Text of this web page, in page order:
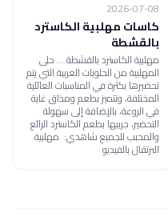
2026-07-08
كاسات مهلبية الكاسترد
بالقشطة
مهلبية الكاسترد بالقشطة ... حلى
المهلبية من الحلويات العربية التي يتم
تحضيرها بكثرة في المناسبات العائلية
المختلفة، وتتميز بطعم ومذاق غاية
في الروعة، بالإضافة إلى سهولة
التحضير، جربيها بطعم الكاسترد الرائع
والمحبب للجميع شاهدي: مهلبية
البرتقال بالفيديو